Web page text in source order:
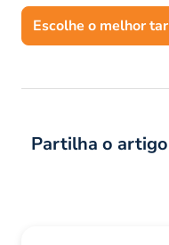
Escolhe o melhor
Partilha o